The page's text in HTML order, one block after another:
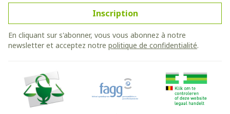
Inscription
En cliquant sur s'abonner, vous vous abonnez à notre
newsletter et acceptez notre politique de confidentialité.